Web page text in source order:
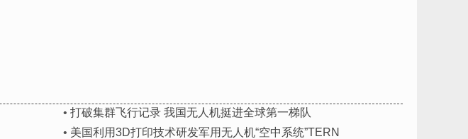
• 打破集群飞行记录 我国无人机挺进全球第一梯队
• 美国利用3D打印技术研发军用无人机“空中系统”TERN